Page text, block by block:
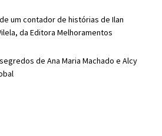
um contador de histórias de Ilan
da Editora Melhoramentos
de Ana Maria Machado e Alcy